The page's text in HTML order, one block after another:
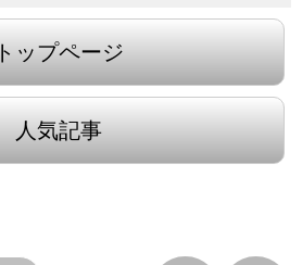
トップページ
人気記事